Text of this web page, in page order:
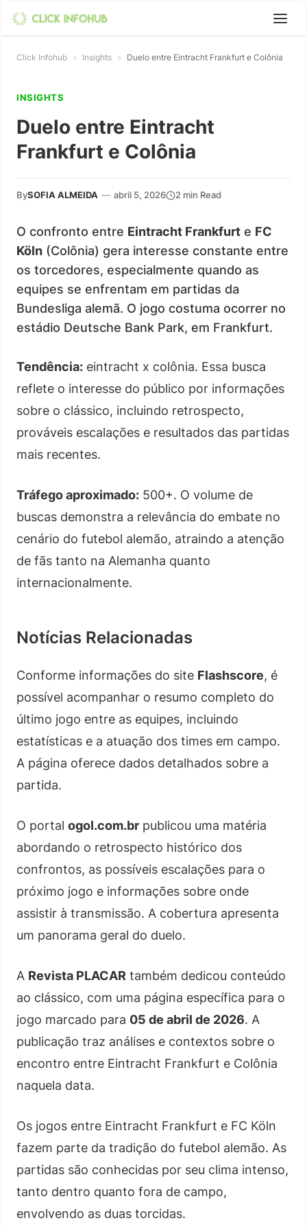
Click Infohub » Insights » Duelo entre Eintracht Frankfurt e Colônia
INSIGHTS
Duelo entre Eintracht
Frankfurt e Colônia
BySOFIA ALMEIDA — abril 5, 2026 2 min Read
O confronto entre Eintracht Frankfurt e FC
Köln (Colônia) gera interesse constante entre
os torcedores, especialmente quando as
equipes se enfrentam em partidas da
Bundesliga alemã. O jogo costuma ocorrer no
estádio Deutsche Bank Park, em Frankfurt.
Tendência: eintracht x colônia. Essa busca
reflete o interesse do público por informações
sobre o clássico, incluindo retrospecto,
prováveis escalações e resultados das partidas
mais recentes.
Tráfego aproximado: 500+. O volume de
buscas demonstra a relevância do embate no
cenário do futebol alemão, atraindo a atenção
de fãs tanto na Alemanha quanto
internacionalmente.
Notícias Relacionadas
Conforme informações do site Flashscore, é
possível acompanhar o resumo completo do
último jogo entre as equipes, incluindo
estatísticas e a atuação dos times em campo.
A página oferece dados detalhados sobre a
partida.
O portal ogol.com.br publicou uma matéria
abordando o retrospecto histórico dos
confrontos, as possíveis escalações para o
próximo jogo e informações sobre onde
assistir à transmissão. A cobertura apresenta
um panorama geral do duelo.
A Revista PLACAR também dedicou conteúdo
ao clássico, com uma página específica para o
jogo marcado para 05 de abril de 2026. A
publicação traz análises e contextos sobre o
encontro entre Eintracht Frankfurt e Colônia
naquela data.
Os jogos entre Eintracht Frankfurt e FC Köln
fazem parte da tradição do futebol alemão. As
partidas são conhecidas por seu clima intenso,
tanto dentro quanto fora de campo,
envolvendo as duas torcidas.